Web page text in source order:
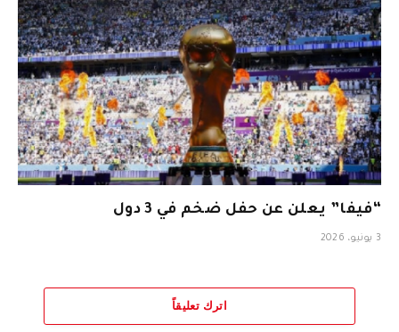
“فيفا” يعلن عن حفل ضخم في 3 دول
3 يونيو، 2026
اترك تعليقاً